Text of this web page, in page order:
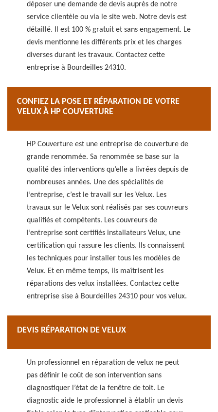
déposer une demande de devis auprès de notre
service clientèle ou via le site web. Notre devis est
détaillé. Il est 100 % gratuit et sans engagement. Le
devis mentionne les différents prix et les charges
diverses durant les travaux. Contactez cette
entreprise à Bourdeilles 24310.
CONFIEZ LA POSE ET RÉPARATION DE VOTRE
VELUX À HP COUVERTURE
HP Couverture est une entreprise de couverture de
grande renommée. Sa renommée se base sur la
qualité des interventions qu’elle a livrées depuis de
nombreuses années. Une des spécialités de
l’entreprise, c’est le travail sur les Velux. Les
travaux sur le Velux sont réalisés par ses couvreurs
qualifiés et compétents. Les couvreurs de
l’entreprise sont certifiés installateurs Velux, une
certification qui rassure les clients. Ils connaissent
les techniques pour installer tous les modèles de
Velux. Et en même temps, ils maîtrisent les
réparations des velux installées. Contactez cette
entreprise sise à Bourdeilles 24310 pour vos velux.
DEVIS RÉPARATION DE VELUX
Un professionnel en réparation de velux ne peut
pas définir le coût de son intervention sans
diagnostiquer l’état de la fenêtre de toit. Le
diagnostic aide le professionnel à établir un devis